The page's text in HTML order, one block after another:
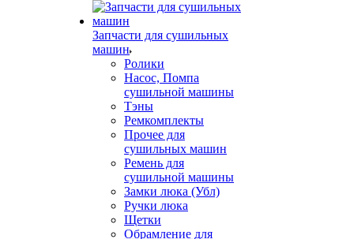
Запчасти для сушильных
машин
Ролики
Насос, Помпа
сушильной машины
Тэны
Ремкомплекты
Прочее для
сушильных машин
Ремень для
сушильной машины
Замки люка (Убл)
Ручки люка
Щетки
Обрамление для